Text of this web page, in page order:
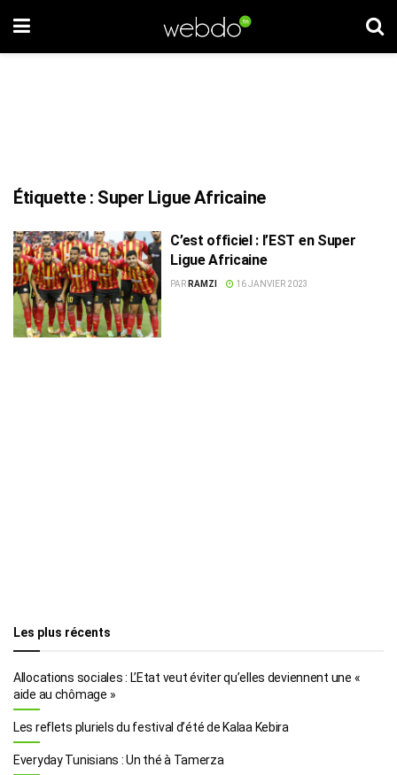
Étiquette : Super Ligue Africaine
C’est officiel : l’EST en Super
Ligue Africaine
PAR RAMZI 16 JANVIER 2023
Les plus récents
Allocations sociales : L’Etat veut éviter qu’elles deviennent une «
aide au chômage »
Les reflets pluriels du festival d’été de Kalaa Kebira
Everyday Tunisians : Un thé à Tamerza